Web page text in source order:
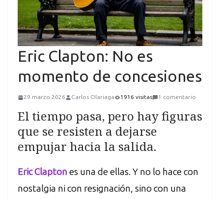
Eric Clapton: No es
momento de concesiones
29 marzo 2026 Carlos Olariaga 1916 visitas 1 comentario
El tiempo pasa, pero hay figuras
que se resisten a dejarse
empujar hacia la salida.
Eric Clapton es una de ellas. Y no lo hace con
nostalgia ni con resignación, sino con una